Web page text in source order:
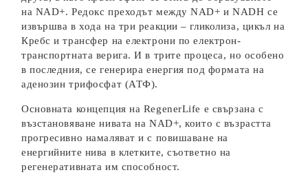
на NAD+. Редокс преходът между NAD+ и NADH се
извършва в хода на три реакции – гликолиза, цикъл на
Кребс и трансфер на електрони по електрон-
транспортната верига. И в трите процеса, но особено
в последния, се генерира енергия под формата на
аденозин трифосфат (АТФ).
Основната концепция на RegenerLife е свързана с
възстановяване нивата на NAD+, които с възрастта
прогресивно намаляват и с повишаване на
енергийните нива в клетките, съответно на
регенеративната им способност.